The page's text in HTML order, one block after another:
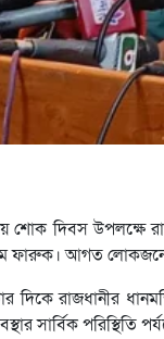
দিবস উপলক্ষে
আগত লোকজনের
রাজধানীর
সার্বিক পরিস্থিতি